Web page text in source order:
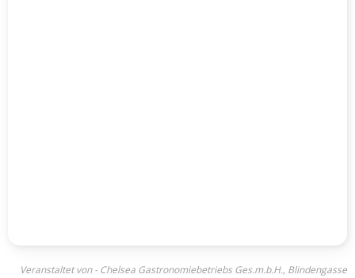
Veranstaltet von - Chelsea Gastronomiebetriebs Ges.m.b.H., Blindengasse